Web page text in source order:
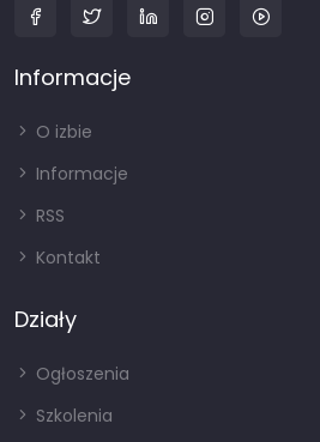
Informacje
O izbie
Informacje
RSS
Kontakt
Działy
Ogłoszenia
Szkolenia